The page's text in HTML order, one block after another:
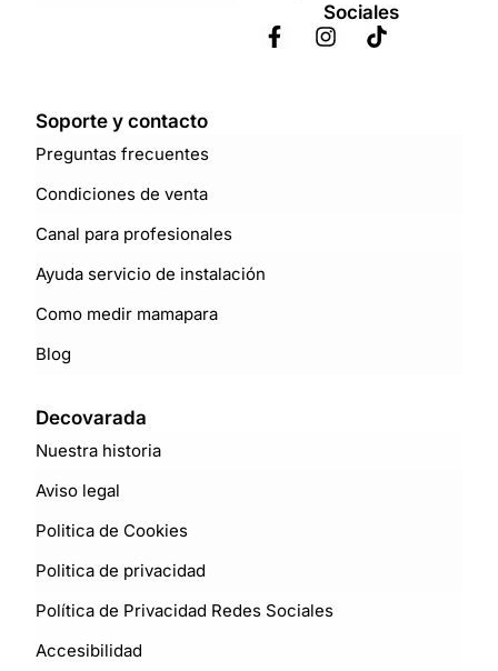
Sociales
Soporte y contacto
Preguntas frecuentes
Condiciones de venta
Canal para profesionales
Ayuda servicio de instalación
Como medir mamapara
Blog
Decovarada
Nuestra historia
Aviso legal
Politica de Cookies
Politica de privacidad
Política de Privacidad Redes Sociales
Accesibilidad